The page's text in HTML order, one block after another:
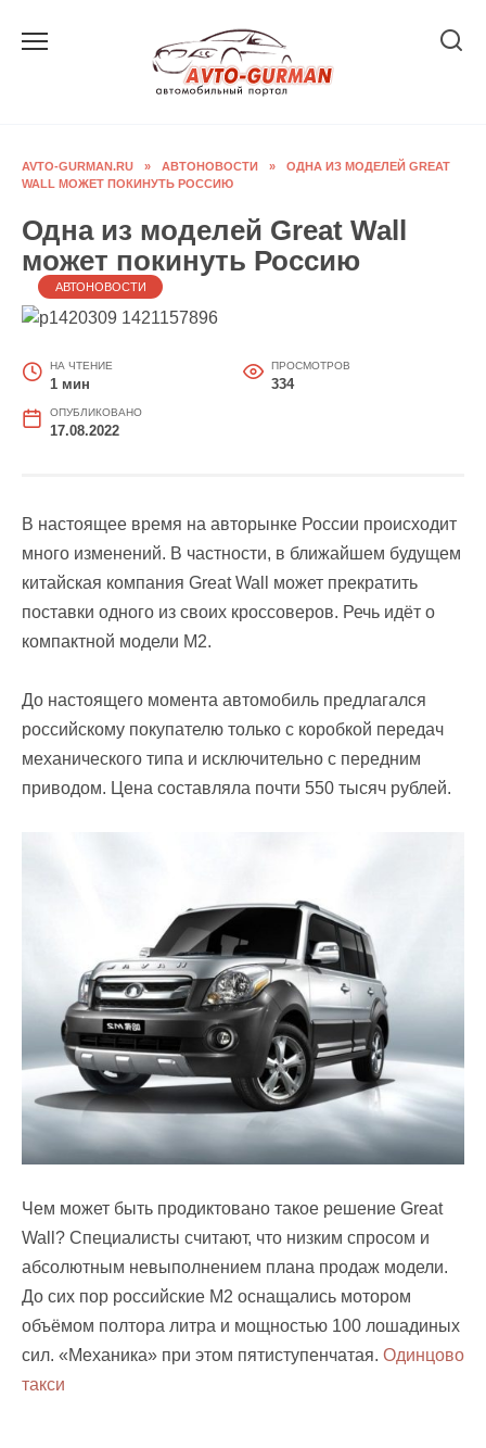
AVTO-GURMAN.RU » АВТОНОВОСТИ »
ОДНА ИЗ МОДЕЛЕЙ GREAT
WALL МОЖЕТ ПОКИНУТЬ РОССИЮ
Одна из моделей Great Wall
может покинуть Россию
АВТОНОВОСТИ
НА ЧТЕНИЕ
1 мин
ПРОСМОТРОВ
334
ОПУБЛИКОВАНО
17.08.2022
В настоящее время на авторынке России происходит
много изменений. В частности, в ближайшем будущем
китайская компания Great Wall может прекратить
поставки одного из своих кроссоверов. Речь идёт о
компактной модели М2.
До настоящего момента автомобиль предлагался
российскому покупателю только с коробкой передач
механического типа и исключительно с передним
приводом. Цена составляла почти 550 тысяч рублей.
Чем может быть продиктовано такое решение Great
Wall? Специалисты считают, что низким спросом и
абсолютным невыполнением плана продаж модели.
До сих пор российские М2 оснащались мотором
объёмом полтора литра и мощностью 100 лошадиных
сил. «Механика» при этом пятиступенчатая. Одинцово
такси